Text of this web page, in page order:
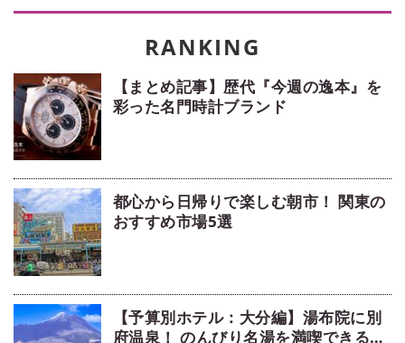
【まとめ記事】歴代『今週の逸本』を
彩った名門時計ブランド
都心から日帰りで楽しむ朝市！ 関東の
おすすめ市場5選
【予算別ホテル：大分編】湯布院に別
府温泉！ のんびり名湯を満喫できるホ